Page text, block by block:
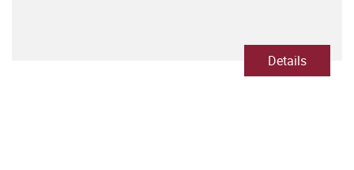
Details